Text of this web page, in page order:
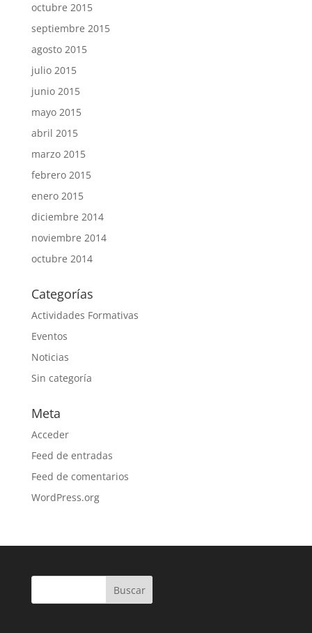
octubre 2015
septiembre 2015
agosto 2015
julio 2015
junio 2015
mayo 2015
abril 2015
marzo 2015
febrero 2015
enero 2015
diciembre 2014
noviembre 2014
octubre 2014
Categorías
Actividades Formativas
Eventos
Noticias
Sin categoría
Meta
Acceder
Feed de entradas
Feed de comentarios
WordPress.org